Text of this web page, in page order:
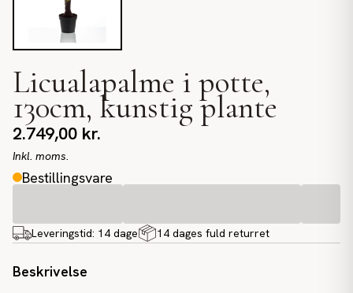
Licualapalme i potte,
130cm, kunstig plante
2.749,00 kr.
Inkl. moms.
Bestillingsvare
Leveringstid: 14 dage 14 dages fuld returret
Beskrivelse